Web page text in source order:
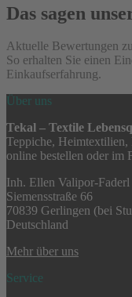
Das sagen
Aktuelle Bewertungen
So erhalten Sie einen
Einkaufserfahrung.
Über uns
Tekal – Textile
Teppiche,
online bestellen oder im
Inh. Ellen Valipor-Faderl
Siemensstraße 66
70839 Gerlingen (bei
Deutschland
Mehr über uns
Service